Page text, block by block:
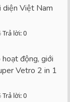
Việt Nam
Trả lời: 0
động, giới
Vetro 2 in 1
Trả lời: 0